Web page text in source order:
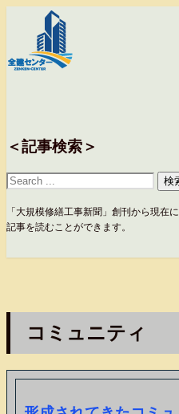
＜記事検索＞
「大規模修繕工事新聞」創刊から現
記事を読むことができます。
コミュニティ